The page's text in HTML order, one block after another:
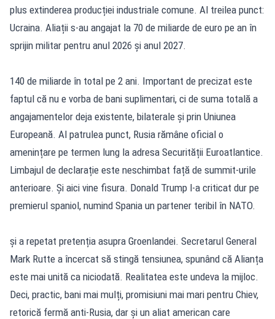
plus extinderea producției industriale comune. Al treilea punct:
Ucraina. Aliații s-au angajat la 70 de miliarde de euro pe an în
sprijin militar pentru anul 2026 și anul 2027.
140 de miliarde în total pe 2 ani. Important de precizat este
faptul că nu e vorba de bani suplimentari, ci de suma totală a
angajamentelor deja existente, bilaterale și prin Uniunea
Europeană. Al patrulea punct, Rusia rămâne oficial o
amenințare pe termen lung la adresa Securității Euroatlantice.
Limbajul de declarație este neschimbat față de summit-urile
anterioare. Și aici vine fisura. Donald Trump l-a criticat dur pe
premierul spaniol, numind Spania un partener teribil în NATO.
și a repetat pretenția asupra Groenlandei. Secretarul General
Mark Rutte a încercat să stingă tensiunea, spunând că Alianța
este mai unită ca niciodată. Realitatea este undeva la mijloc.
Deci, practic, bani mai mulți, promisiuni mai mari pentru Chiev,
retorică fermă anti-Rusia, dar și un aliat american care